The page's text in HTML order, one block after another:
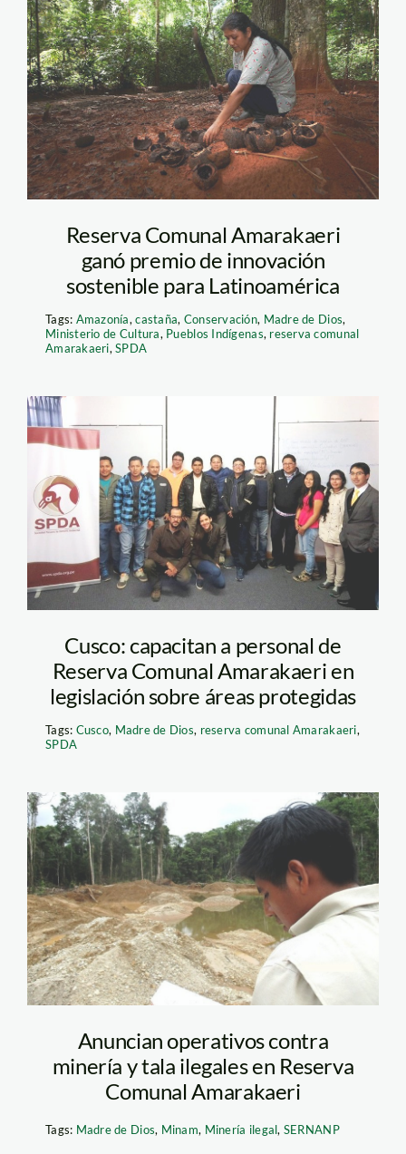
Reserva Comunal Amarakaeri
ganó premio de innovación
sostenible para Latinoamérica
Tags: Amazonía,castaña, Conservación, Madre de Dios,
Ministerio de Cultura, Pueblos Indígenas, reserva comunal
Amarakaeri,SPDA
capacitación-spda
Cusco: capacitan a personal de
Reserva Comunal Amarakaeri en
legislación sobre áreas protegidas
Tags: Cusco, Madre de Dios, reserva comunal Amarakaeri,
SPDA
operativo mineria
ilegal
amarakaeri_Sernanp
Anuncian operativos contra
minería y tala ilegales en Reserva
Comunal Amarakaeri
Tags: Madre de Dios, Minam, Minería ilegal, SERNANP